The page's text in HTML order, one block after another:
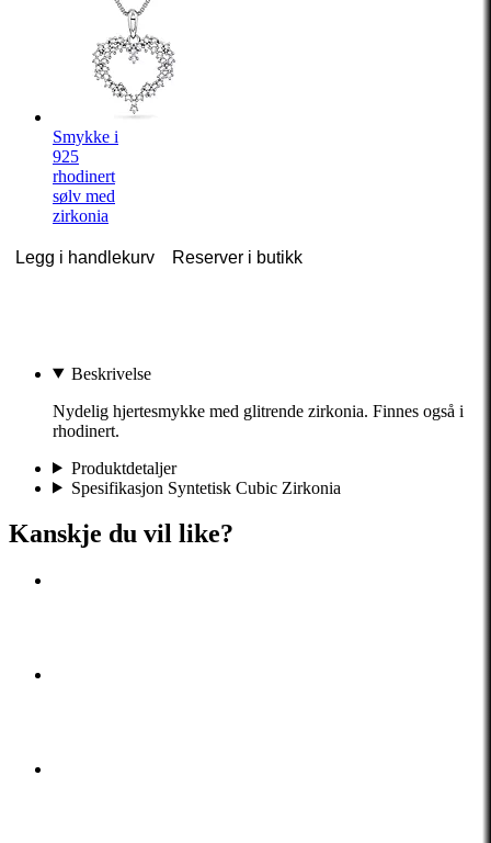
Smykke i
925
rhodinert
sølv med
zirkonia
Legg i handlekurv Reserver i butikk
Beskrivelse
Nydelig hjertesmykke med glitrende zirkonia. Finnes også i
rhodinert.
Produktdetaljer
Spesifikasjon Syntetisk Cubic Zirkonia
Kanskje du vil like?